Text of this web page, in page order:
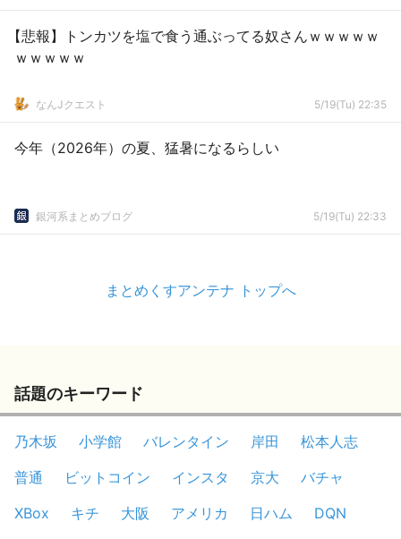
【悲報】トンカツを塩で食う通ぶってる奴さんｗｗｗｗｗ
ｗｗｗｗｗ
なんJクエスト 5/19(Tu) 22:35
今年（2026年）の夏、猛暑になるらしい
銀河系まとめブログ 5/19(Tu) 22:33
まとめくすアンテナ トップへ
話題のキーワード
乃木坂 小学館 バレンタイン 岸田
松本人志
普通
ビットコイン インスタ 京大
バチャ
XBox
キチ 大阪 アメリカ 日ハム
DQN